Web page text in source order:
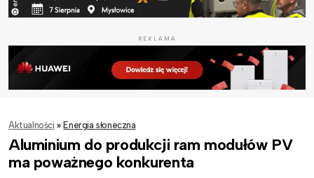
REKLAMA
Aktualności » Energia słoneczna
Aluminium do produkcji ram modułów PV
ma poważnego konkurenta